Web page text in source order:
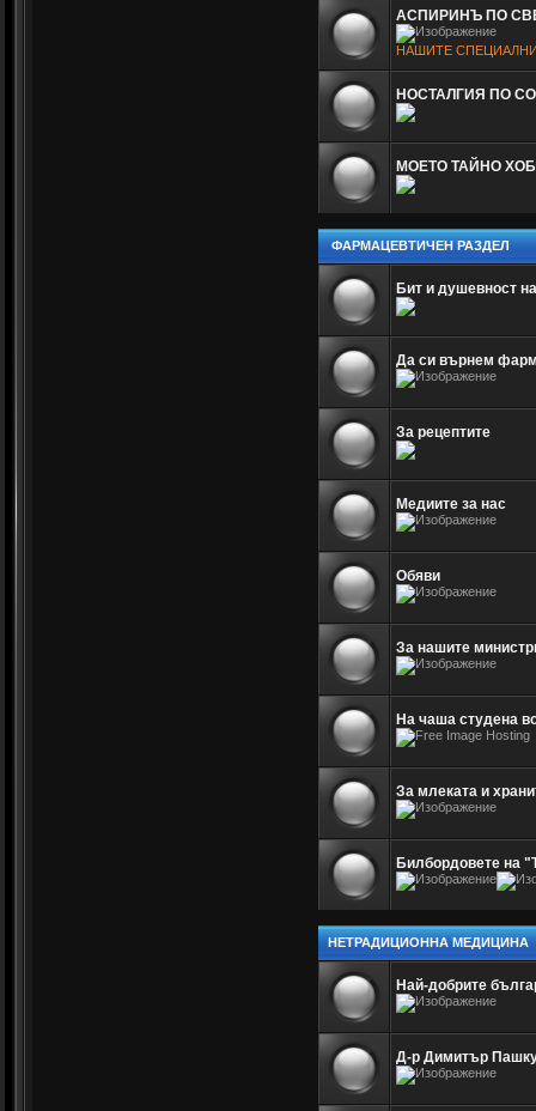
АСПИРИНЪ ПО
НАШИТЕ
НОСТАЛГИЯ ПО
МОЕТО ТАЙНО
ФАРМАЦЕВТИЧЕН РАЗДЕЛ
Бит и душевност
Да си върнем
За рецептите
Медиите за нас
Обяви
За нашите
На чаша студена
За млеката и
Билбордовете на
НЕТРАДИЦИОННА МЕДИЦИНА
Най-добрите
Д-р Димитър